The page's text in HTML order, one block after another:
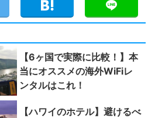
【6ヶ国で実際に比較！】本
当にオススメの海外WiFiレ
ンタルはこれ！
【ハワイのホテル】避けるべ